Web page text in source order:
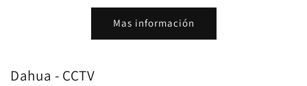
Mas información
Dahua - CCTV